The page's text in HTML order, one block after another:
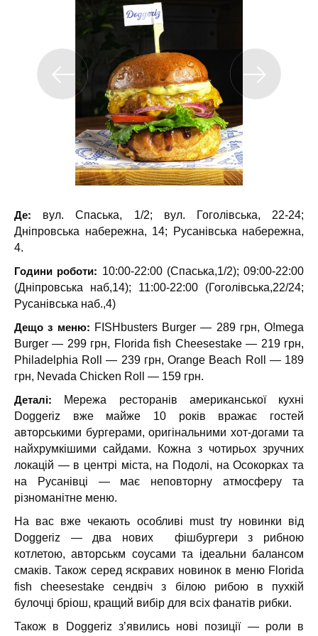
Де: вул. Спаська, 1/2; вул. Гоголівська, 22-24;
Дніпровська набережна, 14; Русанівська набережна,
4.
Години роботи: 10:00-22:00 (Спаська,1/2); 09:00-22:00
(Дніпровська наб,14); 11:00-22:00 (Гоголівська,22/24;
Русанівська наб.,4)
Дещо з меню: FISHbusters Burger — 289 грн, О!mega
Burger — 299 грн, Florida fish Cheesestake — 219 грн,
Philadelphia Roll — 239 грн, Orange Beach Roll — 189
грн, Nevada Chicken Roll — 159 грн.
Деталі:
Мережа ресторанів американської кухні
Doggeriz вже майже 10 років вражає гостей
авторськими бургерами, оригінальними хот-догами та
найхрумкішими сайдами. Кожна з чотирьох зручних
локацій — в центрі міста, на Подолі, на Осокорках та
на Русанівці — має неповторну атмосферу та
різноманітне меню.
На вас вже чекають особливі must try новинки від
Doggeriz — два нових фішбургери з рибною
котлетою, авторськм соусами та ідеальни балансом
смаків. Також серед яскравих новинок в меню Florida
fish cheesestake сендвіч з білою рибою в пухкій
булочці бріош, кращий вибір для всіх фанатів рибки.
Також в Doggeriz з’явились нові позиції — роли в